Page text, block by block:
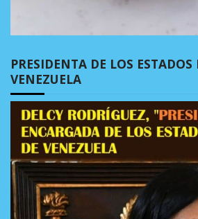
PRESIDENTA DE LOS
VENEZUELA